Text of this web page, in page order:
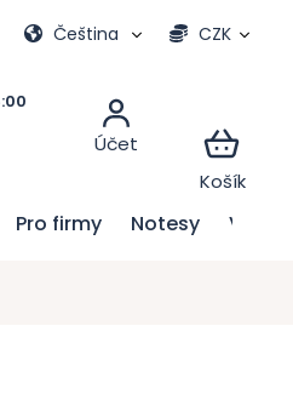
CZK
Čeština
Pro firmy Notesy